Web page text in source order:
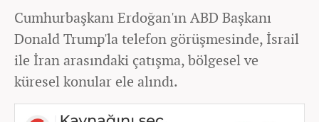
Cumhurbaşkanı Erdoğan'ın ABD Başkanı
Donald Trump'la telefon görüşmesinde, İsrail
ile İran arasındaki çatışma, bölgesel ve
küresel konular ele alındı.